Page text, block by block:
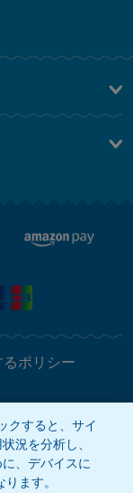
ポリシー
約
表示
クすると、サイ
況を分析し、
、デバイスに
ます。